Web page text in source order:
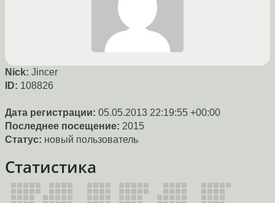
Nick: Jincer
ID: 108826
Дата регистрации: 05.05.2013 22:19:55 +00:00
Последнее посещение: 2015
Статус: новый пользователь
Статистика